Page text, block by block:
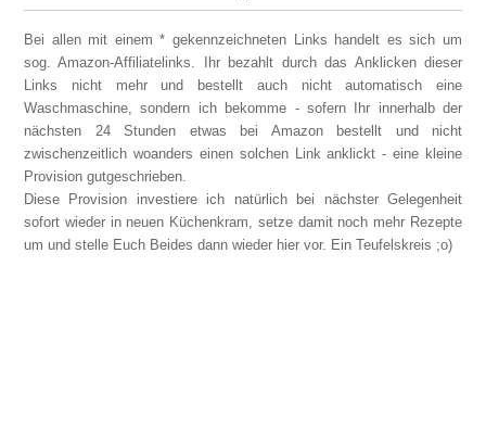
Bei allen mit einem * gekennzeichneten Links handelt es sich um
sog. Amazon-Affiliatelinks. Ihr bezahlt durch das Anklicken dieser
Links nicht mehr und bestellt auch nicht automatisch eine
Waschmaschine, sondern ich bekomme - sofern Ihr innerhalb der
nächsten 24 Stunden etwas bei Amazon bestellt und nicht
zwischenzeitlich woanders einen solchen Link anklickt - eine kleine
Provision gutgeschrieben.
Diese Provision investiere ich natürlich bei nächster Gelegenheit
sofort wieder in neuen Küchenkram, setze damit noch mehr Rezepte
um und stelle Euch Beides dann wieder hier vor. Ein Teufelskreis ;o)